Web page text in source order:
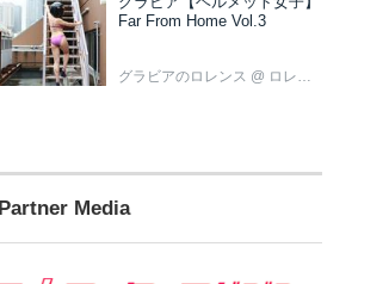
Far From Home Vol.3
グラビアのロレンス @ ロレンス編集部
Partner Media